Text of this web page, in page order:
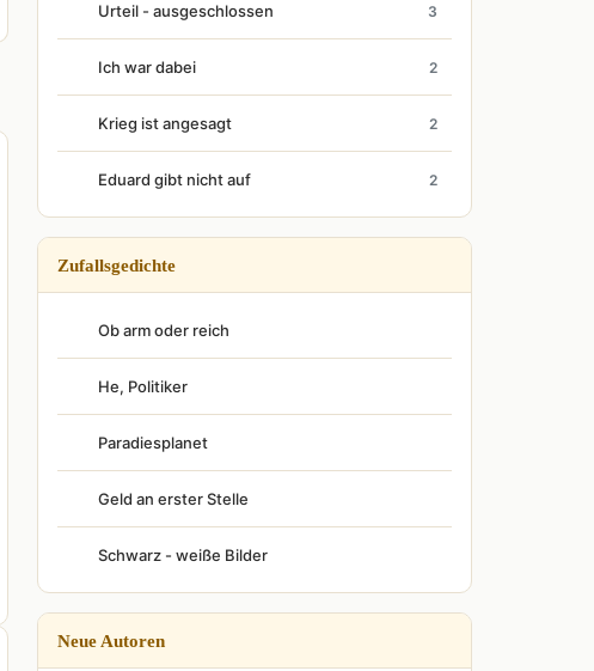
Urteil - ausgeschlossen 3
Ich war dabei 2
Krieg ist angesagt 2
Eduard gibt nicht auf 2
Zufallsgedichte
Ob arm oder reich
He, Politiker
Paradiesplanet
Geld an erster Stelle
Schwarz - weiße Bilder
Neue Autoren